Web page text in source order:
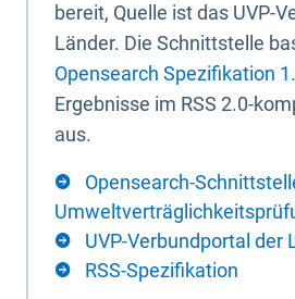
bereit, Quelle ist das UVP-
Länder. Die Schnittstelle
Opensearch Spezifikation
Ergebnisse im RSS 2.0-
aus.
Opensearch-
UVP-Verbundportal der
RSS-Spezifikation